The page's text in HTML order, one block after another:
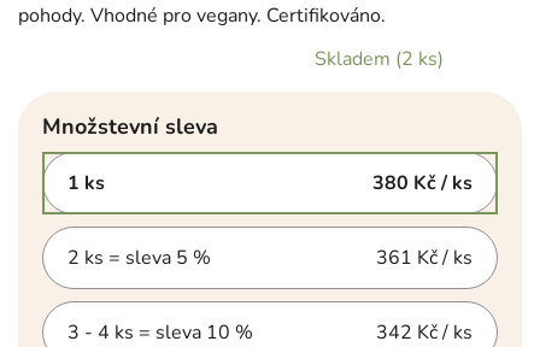
pohody. Vhodné pro vegany. Certifikováno.
Skladem (2 ks)
Množstevní sleva
1 ks 380 Kč/ ks
2 ks = sleva 5 % 361 Kč/ ks
3 - 4 ks = sleva 10 % 342 Kč/ ks